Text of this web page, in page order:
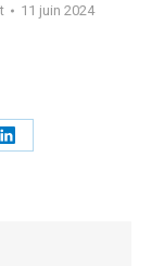
11 juin 2024
Partager